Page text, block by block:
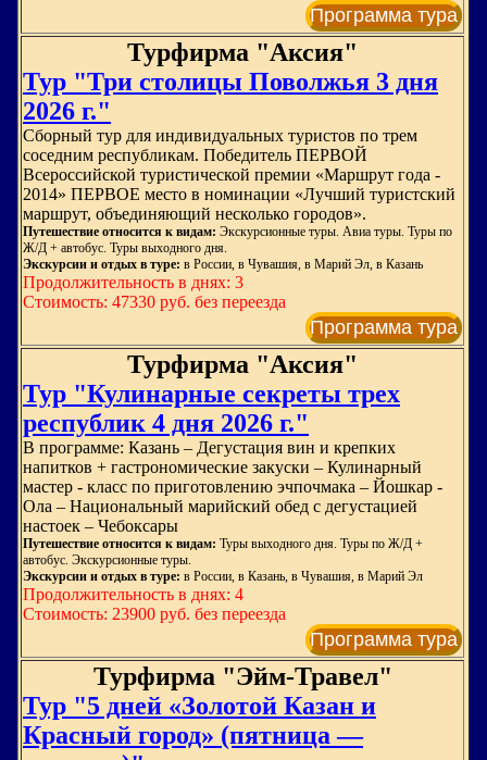
Программа тура
Турфирма "Аксия"
Тур "Три столицы Поволжья 3 дня
2026 г."
Сборный тур для индивидуальных туристов по трем
соседним республикам. Победитель ПЕРВОЙ
Всероссийской туристической премии «Маршрут года -
2014» ПЕРВОЕ место в номинации «Лучший туристский
маршрут, объединяющий несколько городов».
Путешествие относится к видам: Экскурсионные туры. Авиа туры. Туры по
Ж/Д + автобус. Туры выходного дня.
Экскурсии и отдых в туре: в России, в Чувашия, в Марий Эл, в Казань
Продолжительность в днях: 3
Стоимость: 47330 руб. без переезда
Программа тура
Турфирма "Аксия"
Тур "Кулинарные секреты трех
республик 4 дня 2026 г."
В программе: Казань – Дегустация вин и крепких
напитков + гастрономические закуски – Кулинарный
мастер - класс по приготовлению эчпочмака – Йошкар -
Ола – Национальный марийский обед с дегустацией
настоек – Чебоксары
Путешествие относится к видам: Туры выходного дня. Туры по Ж/Д +
автобус. Экскурсионные туры.
Экскурсии и отдых в туре: в России, в Казань, в Чувашия, в Марий Эл
Продолжительность в днях: 4
Стоимость: 23900 руб. без переезда
Программа тура
Турфирма "Эйм-Травел"
Тур "5 дней «Золотой Казан и
Красный город» (пятница —